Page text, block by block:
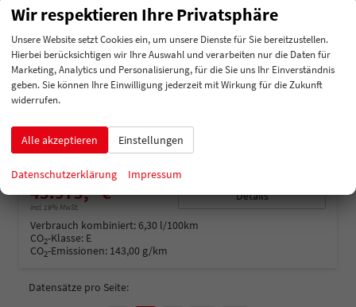
Nissan X-Trail
e-Power e-4ORCE 4WD Tekna Plus
Fahrzeugnummer 202953
45.975,– €
incl. 19% MwSt.
Details
Verbrauch kombiniert:6,30 l/100km
CO2-Klasse: E
CO2-Emissionen: 143,00 g/km
Datensätze pro Seite:
Wir respektieren Ihre Privatsphäre
Unsere Website setzt Cookies ein, um unsere Dienste für Sie bereitzustellen.
Hierbei berücksichtigen wir Ihre Auswahl und verarbeiten nur die Daten für
Marketing, Analytics und Personalisierung, für die Sie uns Ihr Einverständnis
geben. Sie können Ihre Einwilligung jederzeit mit Wirkung für die Zukunft
widerrufen.
Alle akzeptieren Einstellungen
Datenschutzerklärung Impressum